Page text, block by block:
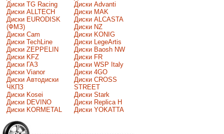
Диски TG Racing
Диски ALLTECH
Диски EURODISK
(ФМЗ)
Диски Cam
Диски TechLine
Диски ZEPPELIN
Диски KFZ
Диски ГАЗ
Диски Vianor
Диски Автодиски
ЧКПЗ
Диски Kosei
Диски DEVINO
Диски KORMETAL
Диски Advanti
Диски MAK
Диски ALCASTA
Диски NZ
Диски KONIG
Диски LegeArtis
Диски Baosh NW
Диски FR
Диски WSP Italy
Диски 4GO
Диски CROSS
STREET
Диски Stark
Диски Replica H
Диски YOKATTA